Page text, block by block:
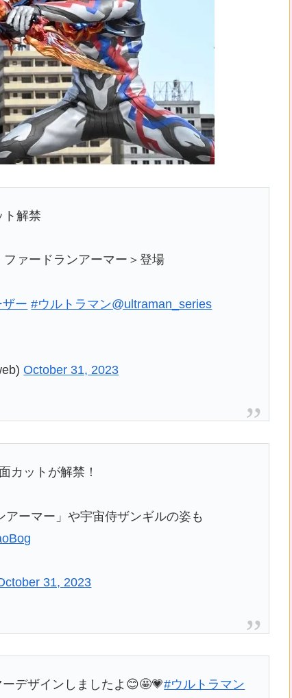
ト解禁
ァードランアーマー＞登場
ー #ウルトラマン@ultraman_series
October 31, 2023
カットが解禁！
ーマー」や宇宙侍ザンギルの姿も
31, 2023
デザインしましたよ😊🤩💗#ウルトラマン